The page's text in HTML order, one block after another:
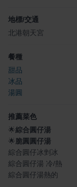
地標/交通
北港朝天宮
餐種
甜品
冰品
湯圓
推薦菜色
🌟綜合圓仔湯
🌟 脆圓圓仔湯
綜合圓仔冰剉冰
綜合圓仔湯 冷/熱
綜合圓仔湯熱的